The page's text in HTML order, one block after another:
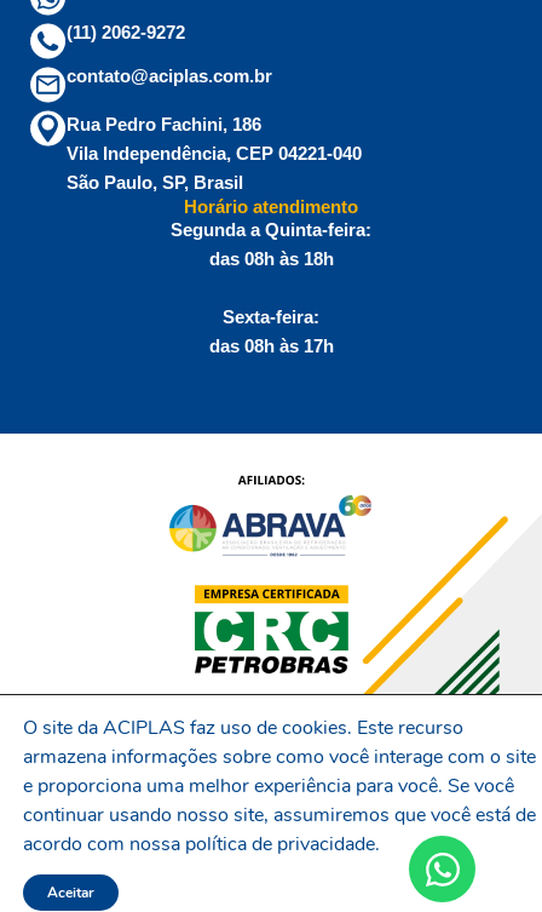
(11) 2062-9272
contato@aciplas.com.br
Rua Pedro Fachini, 186
Vila Independência, CEP 04221-040
São Paulo, SP, Brasil
Horário atendimento
Segunda a Quinta-feira:
das 08h às 18h
Sexta-feira:
das 08h às 17h
O site da ACIPLAS faz uso de cookies. Este recurso
armazena informações sobre como você interage com o site
e proporciona uma melhor experiência para você. Se você
continuar usando nosso site, assumiremos que você está de
acordo com nossa política de privacidade.
Aceitar